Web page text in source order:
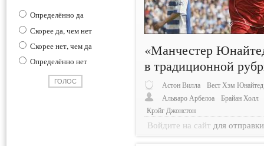
Определённо да
Скорее да, чем нет
Скорее нет, чем да
Определённо нет
«Манчестер
в традиционной
Астон Вилла
Вест Хэм Юнайтед
Альваро Арбелоа
Брайан Холл
Крэйг Джонстон
Войдите на сайт для